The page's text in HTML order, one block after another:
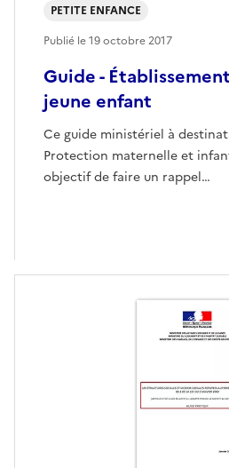
Guide -
jeune enfant
Ce guide ministériel à
Protection maternelle et
objectif de faire un rappel…
PETITE ENFANCE
Publié le19 octobre 2017